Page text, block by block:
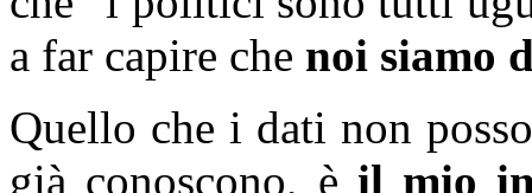
a far capire che noi siamo
Quello che i dati non
già conoscono, è il mio